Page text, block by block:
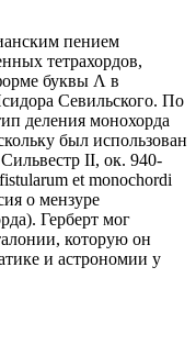
пением
тетрахордов,
буквы Λ в
Севильского. По
деления монохорда
был использован
II, ок. 940-
et monochordi
о мензуре
Герберт мог
которую он
и астрономии у